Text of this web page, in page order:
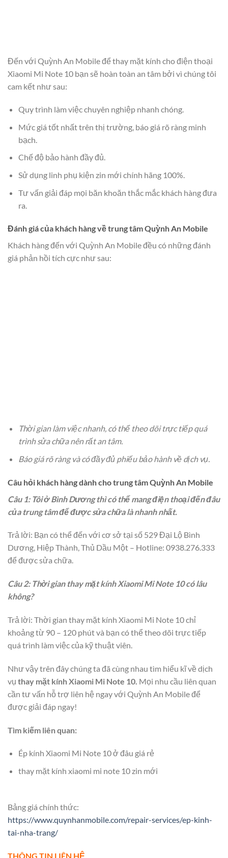
Đến với Quỳnh An Mobile để thay mặt kính cho điện thoại
Xiaomi Mi Note 10 bạn sẽ hoàn toàn an tâm bởi vì chúng tôi
cam kết như sau:
Quy trình làm việc chuyên nghiệp nhanh chóng.
Mức giá tốt nhất trên thị trường, báo giá rõ ràng minh
bạch.
Chế độ bảo hành đầy đủ.
Sử dụng linh phụ kiện zin mới chính hãng 100%.
Tư vấn giải đáp mọi băn khoăn thắc mắc khách hàng đưa
ra.
Đánh giá của khách hàng về trung tâm Quỳnh An Mobile
Khách hàng đến với Quỳnh An Mobile đều có những đánh
giá phản hồi tích cực như sau:
Thời gian làm việc nhanh, có thể theo dõi trực tiếp quá
trình sửa chữa nên rất an tâm.
Báo giá rõ ràng và có đầy đủ phiếu bảo hành về dịch vụ.
Câu hỏi khách hàng dành cho trung tâm Quỳnh An Mobile
Câu 1: Tôi ở Bình Dương thì có thể mang điện thoại đến đâu
của trung tâm để được sửa chữa là nhanh nhất.
Trả lời: Bạn có thể đến với cơ sở tại số 529 Đại Lộ Bình
Dương, Hiệp Thành, Thủ Dầu Một – Hotline: 0938.276.333
để được sửa chữa.
Câu 2: Thời gian thay mặt kính Xiaomi Mi Note 10 có lâu
không?
Trả lời: Thời gian thay mặt kính Xiaomi Mi Note 10 chỉ
khoảng từ 90 – 120 phút và bạn có thể theo dõi trực tiếp
quá trình làm việc của kỹ thuật viên.
Như vậy trên đây chúng ta đã cùng nhau tìm hiểu kĩ về dịch
vụ thay mặt kính Xiaomi Mi Note 10. Mọi nhu cầu liên quan
cần tư vấn hỗ trợ liên hệ ngay với Quỳnh An Mobile để
được giải đáp ngay!
Tìm kiếm liên quan:
Ép kính Xiaomi Mi Note 10 ở đâu giá rẻ
thay mặt kính xiaomi mi note 10 zin mới
Bảng giá chính thức:
https://www.quynhanmobile.com/repair-services/ep-kinh-
tai-nha-trang/
THÔNG TIN LIÊN HỆ